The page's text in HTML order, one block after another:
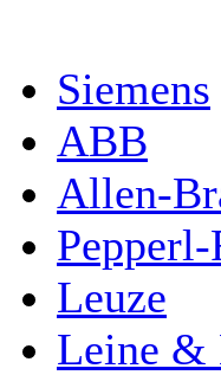
Siemens
ABB
Allen-
Pepperl-
Leuze
Leine &